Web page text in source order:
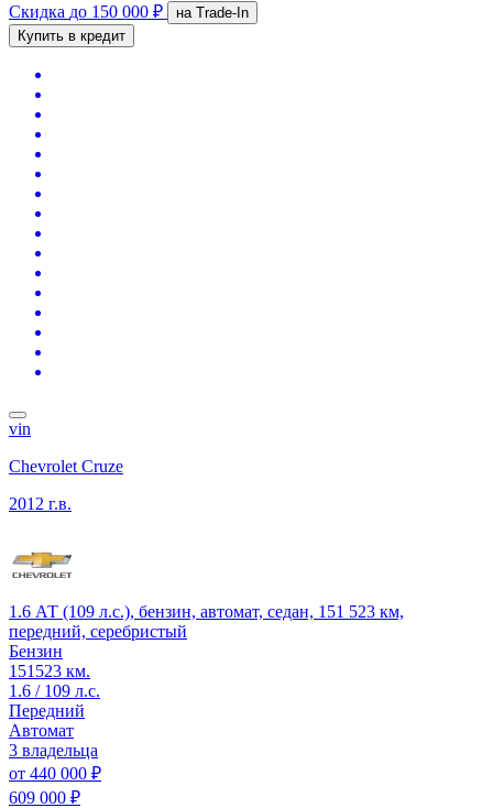
Скидка до 150 000 ₽
на Trade-In
Купить в кредит
vin
Chevrolet Cruze
2012 г.в.
1.6 АТ (109 л.с.), бензин, автомат, седан, 151 523 км,
передний, серебристый
Бензин
151523 км.
1.6 / 109 л.с.
Передний
Автомат
3 владельца
от 440 000 ₽
609 000 ₽